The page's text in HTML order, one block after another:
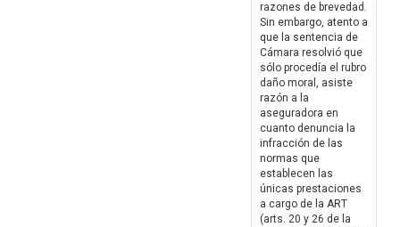
razones de brevedad.
Sin embargo, atento a
que la sentencia de
Cámara resolvió que
sólo procedía el rubro
daño moral, asiste
razón a la
aseguradora en
cuanto denuncia la
infracción de las
normas que
establecen las
únicas prestaciones
a cargo de la ART
(arts. 20 y 26 de la